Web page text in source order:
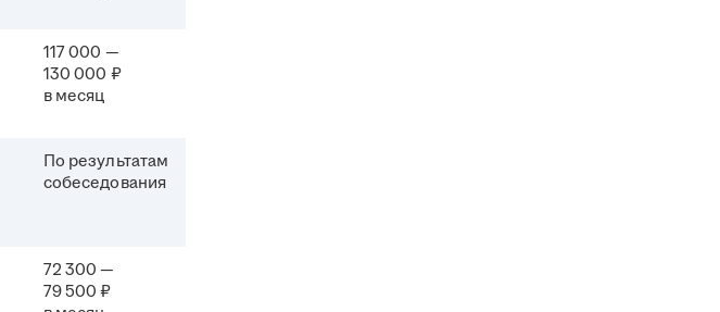
117 000 —
130 000 ₽
в месяц
По результатам
собеседования
72 300 —
79 500 ₽